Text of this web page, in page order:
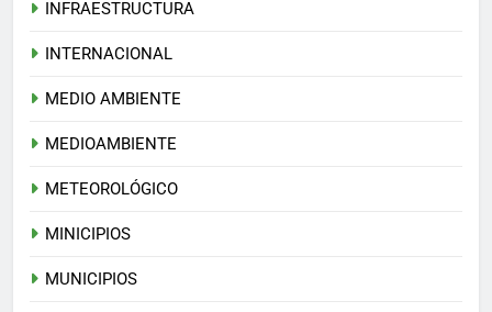
INFRAESTRUCTURA
INTERNACIONAL
MEDIO AMBIENTE
MEDIOAMBIENTE
METEOROLÓGICO
MINICIPIOS
MUNICIPIOS